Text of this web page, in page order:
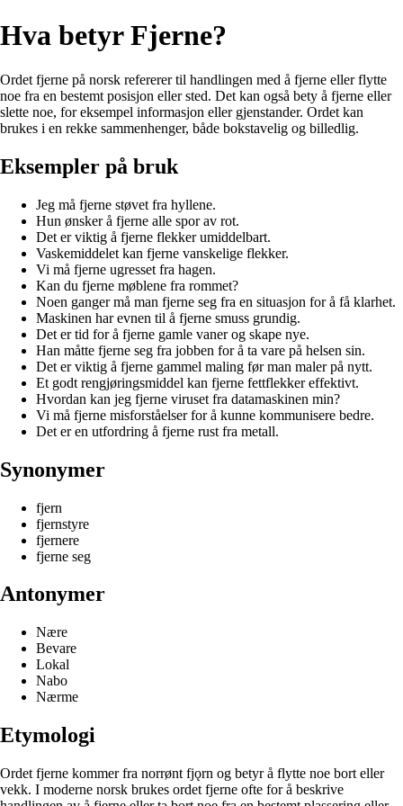
Hva betyr Fjerne?
Ordet fjerne på norsk refererer til handlingen med å fjerne eller flytte
noe fra en bestemt posisjon eller sted. Det kan også bety å fjerne eller
slette noe, for eksempel informasjon eller gjenstander. Ordet kan
brukes i en rekke sammenhenger, både bokstavelig og billedlig.
Eksempler på bruk
Jeg må fjerne støvet fra hyllene.
Hun ønsker å fjerne alle spor av rot.
Det er viktig å fjerne flekker umiddelbart.
Vaskemiddelet kan fjerne vanskelige flekker.
Vi må fjerne ugresset fra hagen.
Kan du fjerne møblene fra rommet?
Noen ganger må man fjerne seg fra en situasjon for å få klarhet.
Maskinen har evnen til å fjerne smuss grundig.
Det er tid for å fjerne gamle vaner og skape nye.
Han måtte fjerne seg fra jobben for å ta vare på helsen sin.
Det er viktig å fjerne gammel maling før man maler på nytt.
Et godt rengjøringsmiddel kan fjerne fettflekker effektivt.
Hvordan kan jeg fjerne viruset fra datamaskinen min?
Vi må fjerne misforståelser for å kunne kommunisere bedre.
Det er en utfordring å fjerne rust fra metall.
Synonymer
fjern
fjernstyre
fjernere
fjerne seg
Antonymer
Nære
Bevare
Lokal
Nabo
Nærme
Etymologi
Ordet fjerne kommer fra norrønt fjǫrn og betyr å flytte noe bort eller
vekk. I moderne norsk brukes ordet fjerne ofte for å beskrive